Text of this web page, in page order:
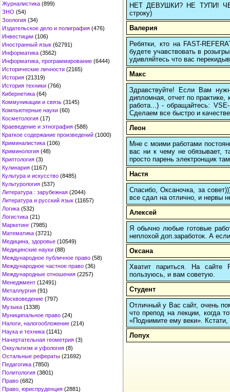
Журналистика (899)
ЗНО (54)
Зоология (34)
Издательское дело и полиграфия (476)
Инвестиции (106)
Иностранный язык (62791)
Информатика (3562)
Информатика, программирование (6444)
Исторические личности (2165)
История (21319)
История техники (766)
Кибернетика (64)
Коммуникации и связь (3145)
Компьютерные науки (60)
Косметология (17)
Краеведение и этнография (588)
Краткое содержание произведений (1000)
Криминалистика (106)
Криминология (48)
Криптология (3)
Кулинария (1167)
Культура и искусство (8485)
Культурология (537)
Литература : зарубежная (2044)
Литература и русский язык (11657)
Логика (532)
Логистика (21)
Маркетинг (7985)
Математика (3721)
Медицина, здоровье (10549)
Медицинские науки (88)
Международное публичное право (58)
Международное частное право (36)
Международные отношения (2257)
Менеджмент (12491)
Металлургия (91)
Москвоведение (797)
Музыка (1338)
Муниципальное право (24)
Налоги, налогообложение (214)
Наука и техника (1141)
Начертательная геометрия (3)
Оккультизм и уфология (8)
Остальные рефераты (21692)
Педагогика (7850)
Политология (3801)
Право (682)
Право, юриспруденция (2881)
НЕТ ДЕВУШКИ? НЕ ТУПИ!
строку)
Валерия
Ребятки, кто на FAST-
будете учавствовать в
удивляйтесь что вас
Макс
Здравствуйте! Если Вам
дипломная, отчет по
работа...) - обращайтесь:
Сделаем все быстро и
Леон
Мне с моими работами
вас ни к чему не обязывает,
просто парень электронщик
Настя
Спасибо, Оксаночка, за
все сдал на отлично, и нервы
Алексей
Я обычно любые готовые
неплохой доп.заработок. А
Оксана
Хватит париться. На
пользуюсь, и вам советую.
Студент
Отличный у Вас сайт, очень
что препод на лекции, когда
«Поднимите ему веки».
Лопух